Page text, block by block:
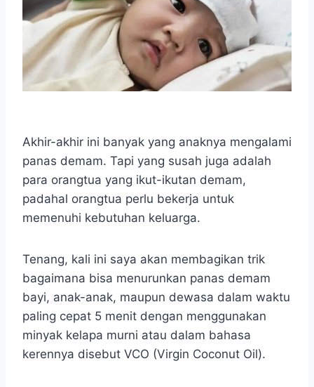
Akhir-akhir ini banyak yang anaknya mengalami
panas demam. Tapi yang susah juga adalah
para orangtua yang ikut-ikutan demam,
padahal orangtua perlu bekerja untuk
memenuhi kebutuhan keluarga.
Tenang, kali ini saya akan membagikan trik
bagaimana bisa menurunkan panas demam
bayi, anak-anak, maupun dewasa dalam waktu
paling cepat 5 menit dengan menggunakan
minyak kelapa murni atau dalam bahasa
kerennya disebut VCO (Virgin Coconut Oil).